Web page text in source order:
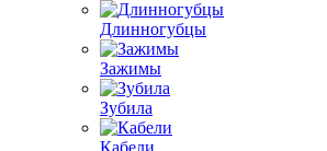
Длинногубцы
Зажимы
Зубила
Кабели